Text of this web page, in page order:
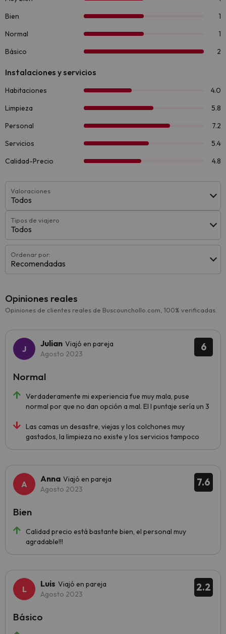
Valoraciones
Todos
Tipos de viajero
Todos
Ordenar por:
Recomendadas
Opiniones reales
Opiniones de clientes reales de Buscounchollo.com, 100% verificadas.
6
Julian Viajó en pareja
Agosto 2023
Verdaderamente mi experiencia fue muy mala, puse
normal por que no dan opción a mal. El l puntaje sería un 3
Las camas un desastre, viejas y los colchones muy
gastados, la limpieza no existe y los servicios tampoco
Normal
7.6
Anna Viajó en pareja
Agosto 2023
Calidad precio está bastante bien, el personal muy
agradable!!!
Bien
2.2
Luis Viajó en pareja
Agosto 2023
Básico